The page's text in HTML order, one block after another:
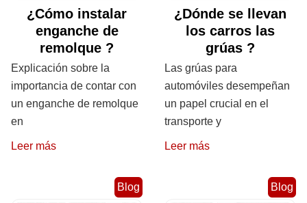
¿Cómo instalar
enganche de
remolque ?
Explicación sobre la
importancia de contar con
un enganche de remolque
en
Leer más
¿Dónde se llevan
los carros las
grúas ?
Las grúas para
automóviles desempeñan
un papel crucial en el
transporte y
Leer más
Blog Blog